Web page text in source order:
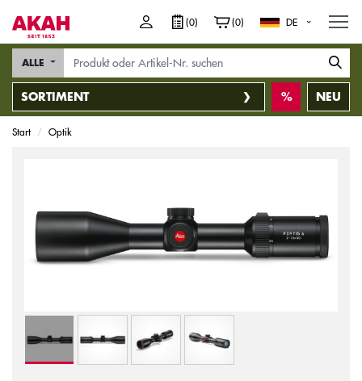
(0) (0) DE
SORTIMENT
ALLE
NEU
Start Optik